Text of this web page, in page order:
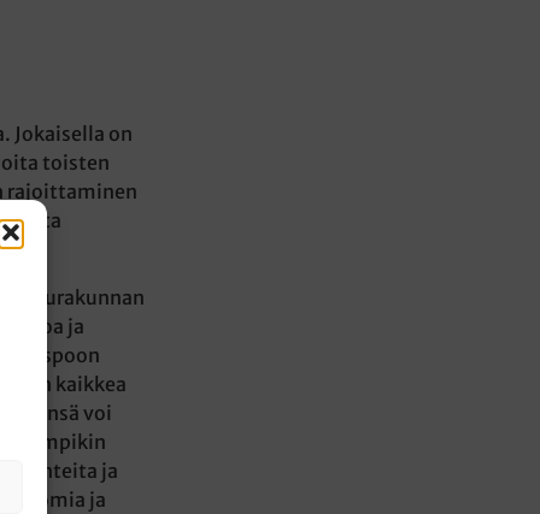
Jokaisella on
toisten
rajoittaminen
seurakunnan
ja
Espoon
kaikkea
voi
rajumpikin
tunteita ja
ja